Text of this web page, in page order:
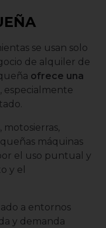
se usan solo
de alquiler de
ofrece una
, especialmente
motosierras,
máquinas
el uso puntual y
y el
a entornos
y demanda